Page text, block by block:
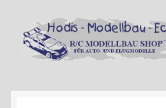
Zur
Navigation
springen
Zum
Inhalt
springen